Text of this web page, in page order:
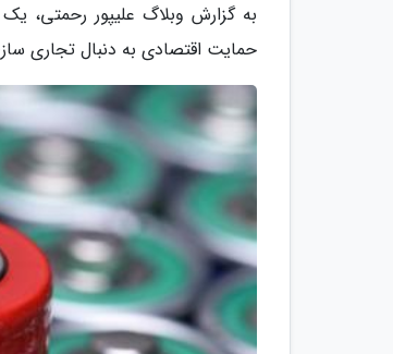
به گزارش وبلاگ علیپور رحمتی،
حمایت اقتصادی به دنبال تجاری